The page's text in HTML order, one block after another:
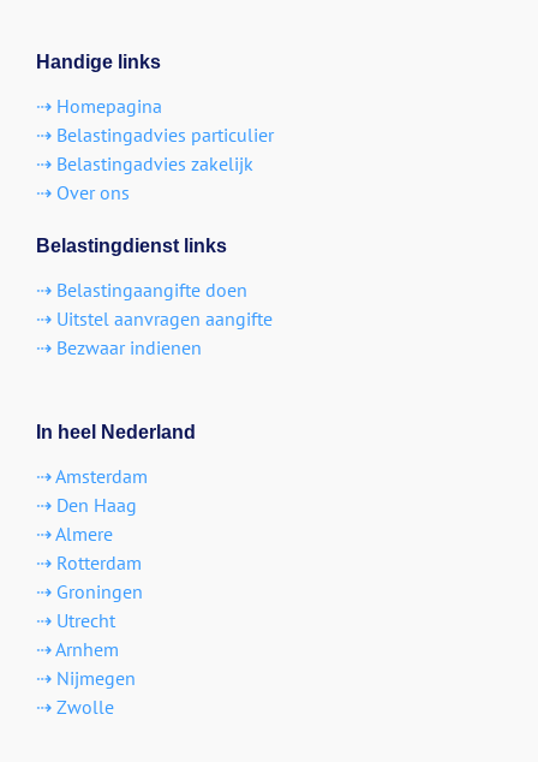
Handige links
⇢ Homepagina
⇢ Belastingadvies particulier
⇢ Belastingadvies zakelijk
⇢ Over ons
Belastingdienst links
⇢ Belastingaangifte doen
⇢ Uitstel aanvragen aangifte
⇢ Bezwaar indienen
In heel Nederland
⇢ Amsterdam
⇢ Den Haag
⇢ Almere
⇢ Rotterdam
⇢ Groningen
⇢ Utrecht
⇢ Arnhem
⇢ Nijmegen
⇢ Zwolle